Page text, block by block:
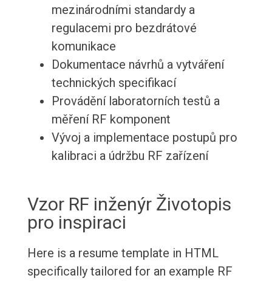
mezinárodními standardy a
regulacemi pro bezdrátové
komunikace
Dokumentace návrhů a vytváření
technických specifikací
Provádění laboratorních testů a
měření RF komponent
Vývoj a implementace postupů pro
kalibraci a údržbu RF zařízení
Vzor RF inženýr Životopis
pro inspiraci
Here is a resume template in HTML
specifically tailored for an example RF